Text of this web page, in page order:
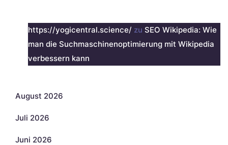
https://yogicentral.science/ zu SEO Wikipedia: Wie
man die Suchmaschinenoptimierung mit Wikipedia
verbessern kann
August 2026
Juli 2026
Juni 2026